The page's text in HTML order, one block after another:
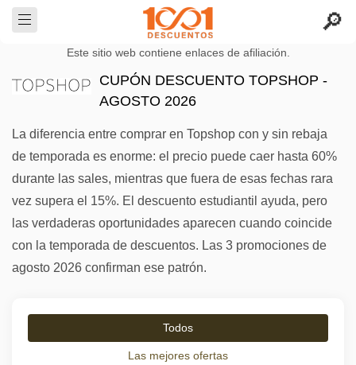
Este sitio web contiene enlaces de afiliación.
CUPÓN DESCUENTO TOPSHOP -
AGOSTO 2026
La diferencia entre comprar en Topshop con y sin rebaja
de temporada es enorme: el precio puede caer hasta 60%
durante las sales, mientras que fuera de esas fechas rara
vez supera el 15%. El descuento estudiantil ayuda, pero
las verdaderas oportunidades aparecen cuando coincide
con la temporada de descuentos. Las 3 promociones de
agosto 2026 confirman ese patrón.
Todos
Las mejores ofertas